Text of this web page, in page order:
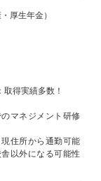
厚生年金）
得実績多数！
マネジメント研修
住所から通勤可能
以外になる可能性